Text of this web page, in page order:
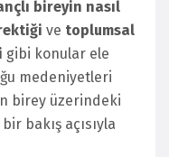
bireyin nasıl
ve toplumsal
gibi konular ele
medeniyetleri
birey üzerindeki
bakış açısıyla